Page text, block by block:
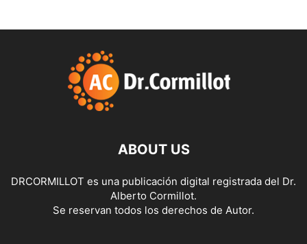
ABOUT US
DRCORMILLOT es una publicación digital registrada del Dr.
Alberto Cormillot.
Se reservan todos los derechos de Autor.